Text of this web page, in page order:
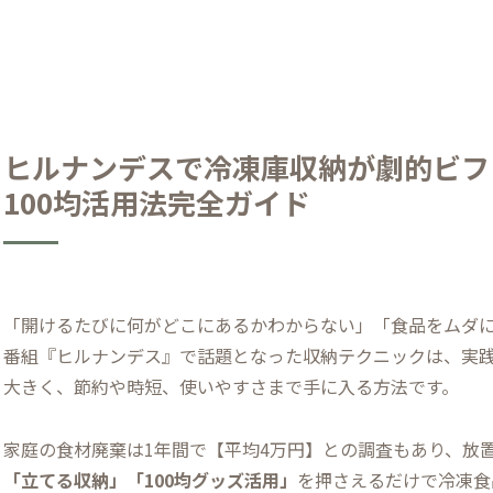
ヒルナンデスで冷凍庫収納が劇的ビ
100均活用法完全ガイド
「開けるたびに何がどこにあるかわからない」「食品をム
番組『ヒルナンデス』で話題となった収納テクニックは、
大きく、節約や時短、使いやすさまで手に入る方法です。
家庭の食材廃棄は1年間で【平均4万円】との調査もあり、放
「立てる収納」「100均グッズ活用」 を押さえるだけで冷凍